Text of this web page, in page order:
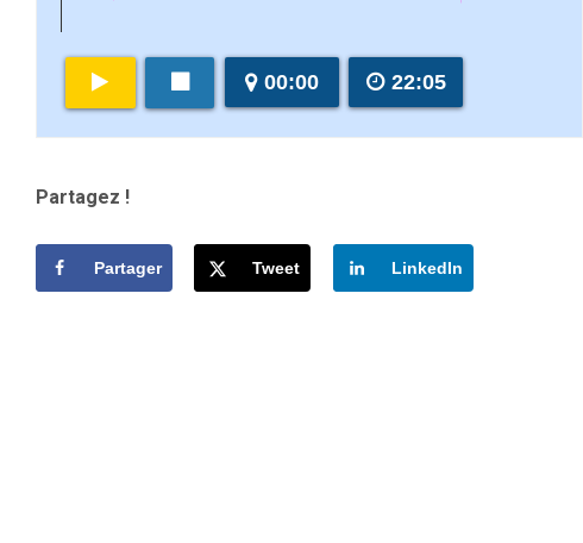
00:00 22:05
Partagez !
Partager Tweet LinkedIn